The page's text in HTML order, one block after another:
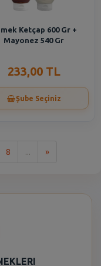
Ketçap 600 Gr +
Mayonez 540 Gr
233,00 TL
Şube Seçiniz
8 ... »Son